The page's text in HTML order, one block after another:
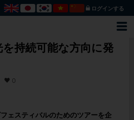
ログインする
持続可能な方向に発
0
ェスティバルのためのツアーを企